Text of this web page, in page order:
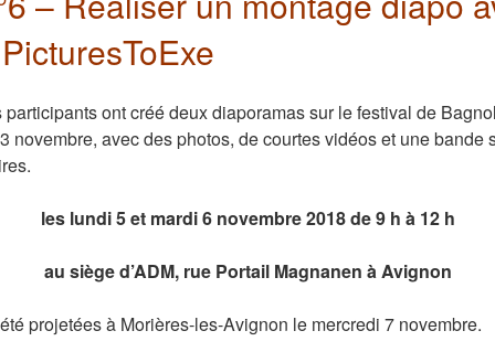
participants ont créé deux diaporamas sur le festival de
novembre, avec des photos, de courtes vidéos et une bande
les lundi 5 et mardi 6 novembre 2018 de 9 h à 12 h
au siège d’ADM, rue Portail Magnanen à Avignon
projetées à Morières-les-Avignon le mercredi 7 novembre.